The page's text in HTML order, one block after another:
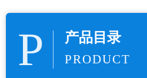
P 产品目录
PRODUCT